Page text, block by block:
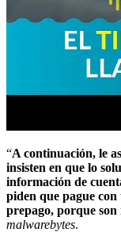
“A continuación, le
insisten en que lo
información de
piden que pague
prepago, porque
malwarebytes.